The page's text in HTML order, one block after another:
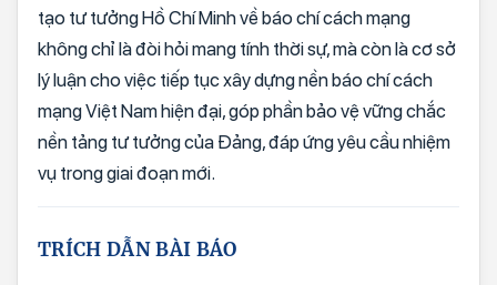
tạo tư tưởng Hồ Chí Minh về báo chí cách mạng
không chỉ là đòi hỏi mang tính thời sự, mà còn là cơ sở
lý luận cho việc tiếp tục xây dựng nền báo chí cách
mạng Việt Nam hiện đại, góp phần bảo vệ vững chắc
nền tảng tư tưởng của Đảng, đáp ứng yêu cầu nhiệm
vụ trong giai đoạn mới.
TRÍCH DẪN BÀI BÁO